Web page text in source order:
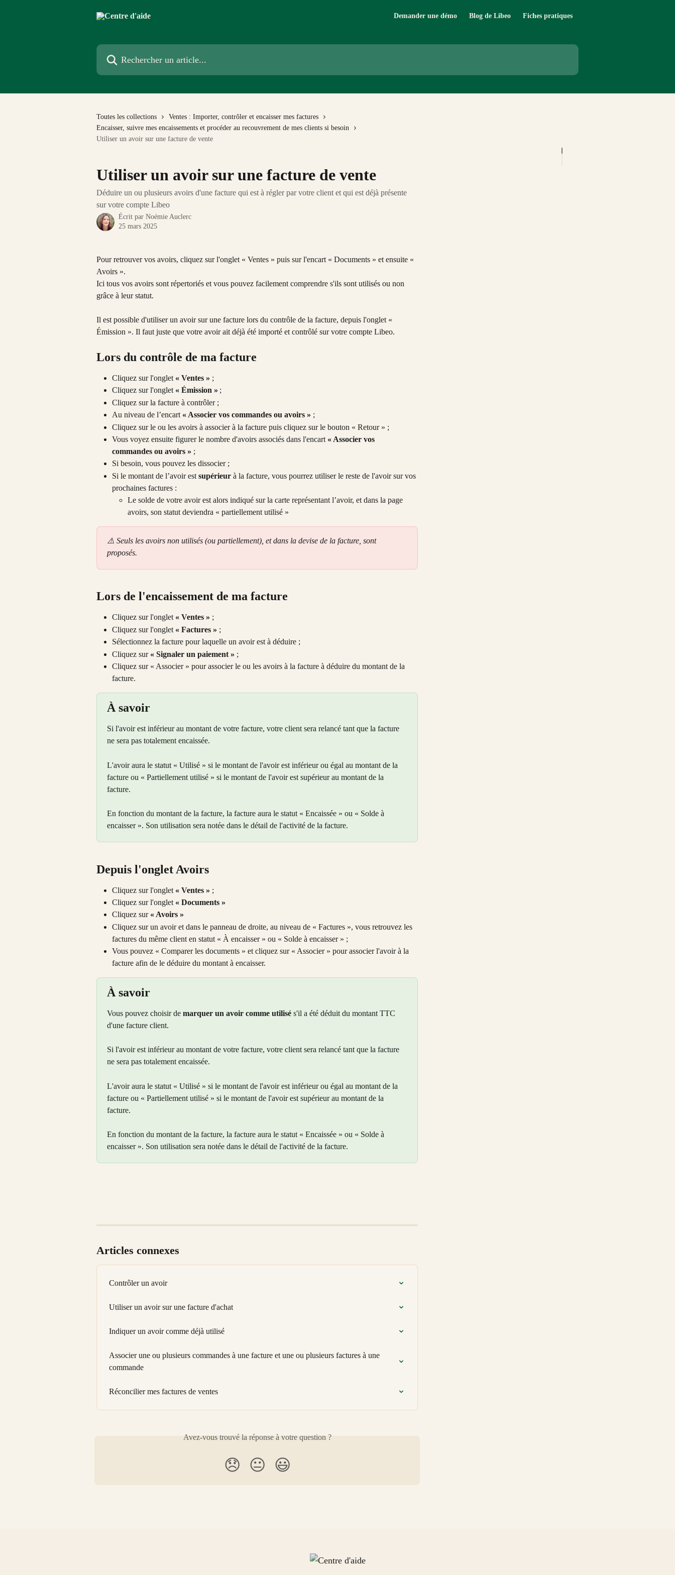
Demander une démo Blog de Libeo Fiches pratiques
Rechercher un article...
Toutes les collections
Ventes : Importer, contrôler et encaisser mes factures
Encaisser, suivre mes encaissements et procéder au recouvrement de mes clients si besoin
Utiliser un avoir sur une facture de vente
Utiliser un avoir sur une facture de vente
Déduire un ou plusieurs avoirs d'une facture qui est à régler par votre client et qui est déjà présente
sur votre compte Libeo
Écrit par Noémie Auclerc
25 mars 2025
Pour retrouver vos avoirs, cliquez sur l'onglet « Ventes » puis sur l'encart « Documents » et ensuite «
Avoirs ».
Ici tous vos avoirs sont répertoriés et vous pouvez facilement comprendre s'ils sont utilisés ou non
grâce à leur statut.
Il est possible d'utiliser un avoir sur une facture lors du contrôle de la facture, depuis l'onglet «
Émission ». Il faut juste que votre avoir ait déjà été importé et contrôlé sur votre compte Libeo.
Lors du contrôle de ma facture
Cliquez sur l'onglet « Ventes » ;
Cliquez sur l'onglet « Émission » ;
Cliquez sur la facture à contrôler ;
Au niveau de l’encart « Associer vos commandes ou avoirs » ;
Cliquez sur le ou les avoirs à associer à la facture puis cliquez sur le bouton « Retour » ;
Vous voyez ensuite figurer le nombre d'avoirs associés dans l'encart « Associer vos
commandes ou avoirs » ;
Si besoin, vous pouvez les dissocier ;
Si le montant de l’avoir est supérieur à la facture, vous pourrez utiliser le reste de l'avoir sur vos
prochaines factures :
Le solde de votre avoir est alors indiqué sur la carte représentant l’avoir, et dans la page
avoirs, son statut deviendra « partiellement utilisé »
⚠️ Seuls les avoirs non utilisés (ou partiellement), et dans la devise de la facture, sont
proposés.
Lors de l'encaissement de ma facture
Cliquez sur l'onglet « Ventes » ;
Cliquez sur l'onglet « Factures » ;
Sélectionnez la facture pour laquelle un avoir est à déduire ;
Cliquez sur « Signaler un paiement » ;
Cliquez sur « Associer » pour associer le ou les avoirs à la facture à déduire du montant de la
facture.
À savoir
Si l'avoir est inférieur au montant de votre facture, votre client sera relancé tant que la facture
ne sera pas totalement encaissée.
L'avoir aura le statut « Utilisé » si le montant de l'avoir est inférieur ou égal au montant de la
facture ou « Partiellement utilisé » si le montant de l'avoir est supérieur au montant de la
facture.
En fonction du montant de la facture, la facture aura le statut « Encaissée » ou « Solde à
encaisser ». Son utilisation sera notée dans le détail de l'activité de la facture.
Depuis l'onglet Avoirs
Cliquez sur l'onglet « Ventes » ;
Cliquez sur l'onglet « Documents »
Cliquez sur « Avoirs »
Cliquez sur un avoir et dans le panneau de droite, au niveau de « Factures », vous retrouvez les
factures du même client en statut « À encaisser » ou « Solde à encaisser » ;
Vous pouvez « Comparer les documents » et cliquez sur « Associer » pour associer l'avoir à la
facture afin de le déduire du montant à encaisser.
À savoir
Vous pouvez choisir de marquer un avoir comme utilisé s'il a été déduit du montant TTC
d'une facture client.
Si l'avoir est inférieur au montant de votre facture, votre client sera relancé tant que la facture
ne sera pas totalement encaissée.
L'avoir aura le statut « Utilisé » si le montant de l'avoir est inférieur ou égal au montant de la
facture ou « Partiellement utilisé » si le montant de l'avoir est supérieur au montant de la
facture.
En fonction du montant de la facture, la facture aura le statut « Encaissée » ou « Solde à
encaisser ». Son utilisation sera notée dans le détail de l'activité de la facture.
Articles connexes
Contrôler un avoir
Utiliser un avoir sur une facture d'achat
Indiquer un avoir comme déjà utilisé
Associer une ou plusieurs commandes à une facture et une ou plusieurs factures à une
commande
Réconcilier mes factures de ventes
Avez-vous trouvé la réponse à votre question ?
😞 😐 😃